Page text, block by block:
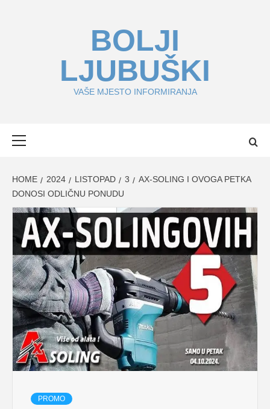
BOLJI
LJUBUŠKI
VAŠE MJESTO INFORMIRANJA
HOME 2024 LISTOPAD 3
AX-SOLING I OVOGA PETKA
DONOSI ODLIČNU PONUDU
PROMO